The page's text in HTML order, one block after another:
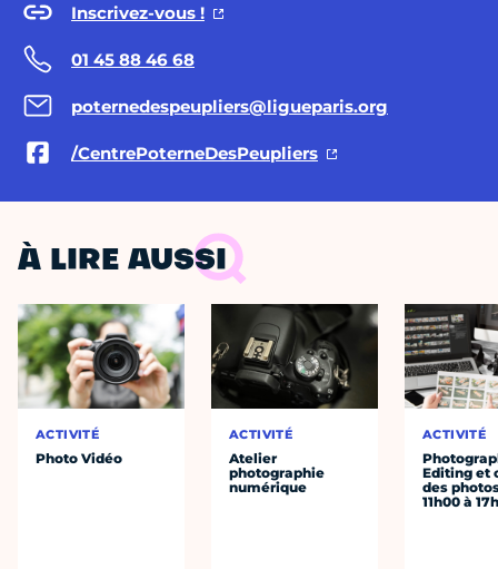
Inscrivez-vous !
01 45 88 46 68
poternedespeupliers@ligueparis.org
/CentrePoterneDesPeupliers
À LIRE AUSSI
ACTIVITÉ
Photo Vidéo
ACTIVITÉ
Atelier
photographie
numérique
ACTIVITÉ
Editing et
des
11h00 à